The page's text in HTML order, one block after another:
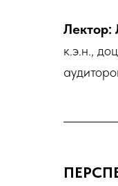
Лектор:
к.э.н.,